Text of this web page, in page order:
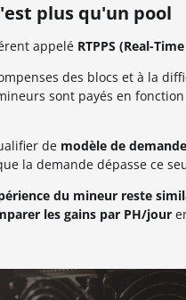
plus qu'un pool
appelé RTPPS (Real-
des blocs et à la
sont payés en
de modèle de
la demande dépasse ce
du mineur reste
les gains par PH/jour